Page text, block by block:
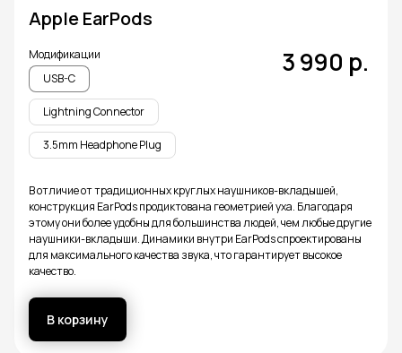
Apple EarPods
3 990 р.
Модификации
USB-C
Lightning Connector
3.5mm Headphone Plug
В отличие от традиционных круглых наушников-вкладышей,
конструкция EarPods продиктована геометрией уха. Благодаря
этому они более удобны для большинства людей, чем любые другие
наушники-вкладыши. Динамики внутри EarPods спроектированы
для максимального качества звука, что гарантирует высокое
качество.
В корзину